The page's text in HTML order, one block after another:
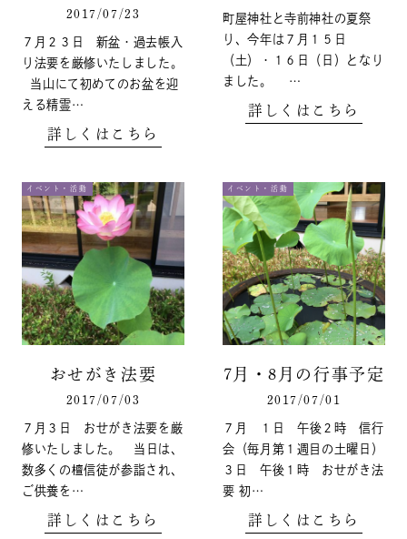
2017/07/23
７月２３日 新盆・過去帳入
り法要を厳修いたしました。
当山にて初めてのお盆を迎
える精霊…
詳しくはこちら
町屋神社と寺前神社の夏祭
り、今年は７月１５日
（土）・１６日（日）となり
ました。 …
詳しくはこちら
イベント・活動
おせがき法要
2017/07/03
７月３日 おせがき法要を厳
修いたしました。 当日は、
数多くの檀信徒が参詣され、
ご供養を…
詳しくはこちら
イベント・活動
7月・8月の行事予定
2017/07/01
７月 １日 午後２時 信行
会（毎月第１週目の土曜日）
３日 午後１時 おせがき法
要 初…
詳しくはこちら